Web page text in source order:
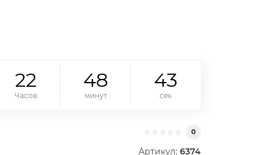
22
Часов
48
минут
42
сек
0
Артикул: 6374